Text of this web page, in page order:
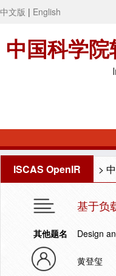
中文版 | English
中国科学
ISCAS OpenIR >
基于负
其他题名 Design
黄登玺